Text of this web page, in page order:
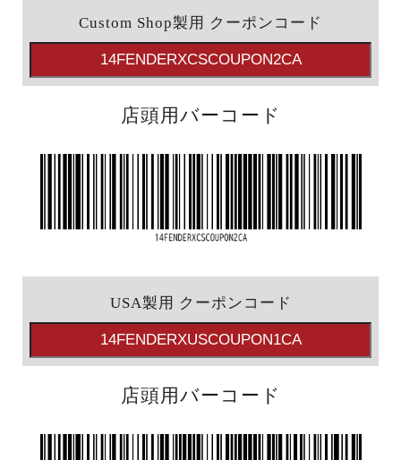
Custom Shop製用 クーポンコード
店頭用バーコード
USA製用 クーポンコード
店頭用バーコード
心斎橋店
会員登録
お問い合わせ メルマガ登録/解除